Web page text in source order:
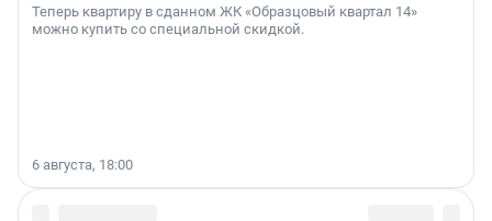
Теперь квартиру в сданном ЖК «Образцовый квартал 14»
можно купить со специальной скидкой.
6 августа, 18:00